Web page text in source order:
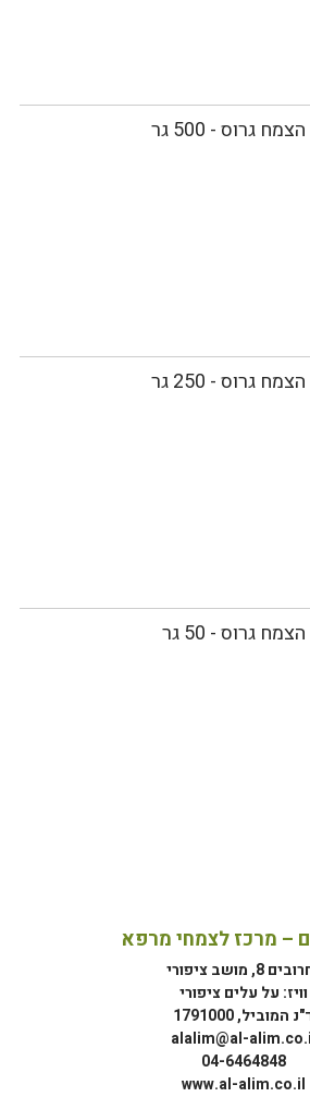
גרוס - 500 גר
גרוס - 250 גר
גרוס - 50 גר
– מרכז לצמחי מרפא
8, מושב ציפורי
וויז: על עלים ציפורי
המוביל, 1791000
alalim@al-
04-6464848
www.al-alim.co.il